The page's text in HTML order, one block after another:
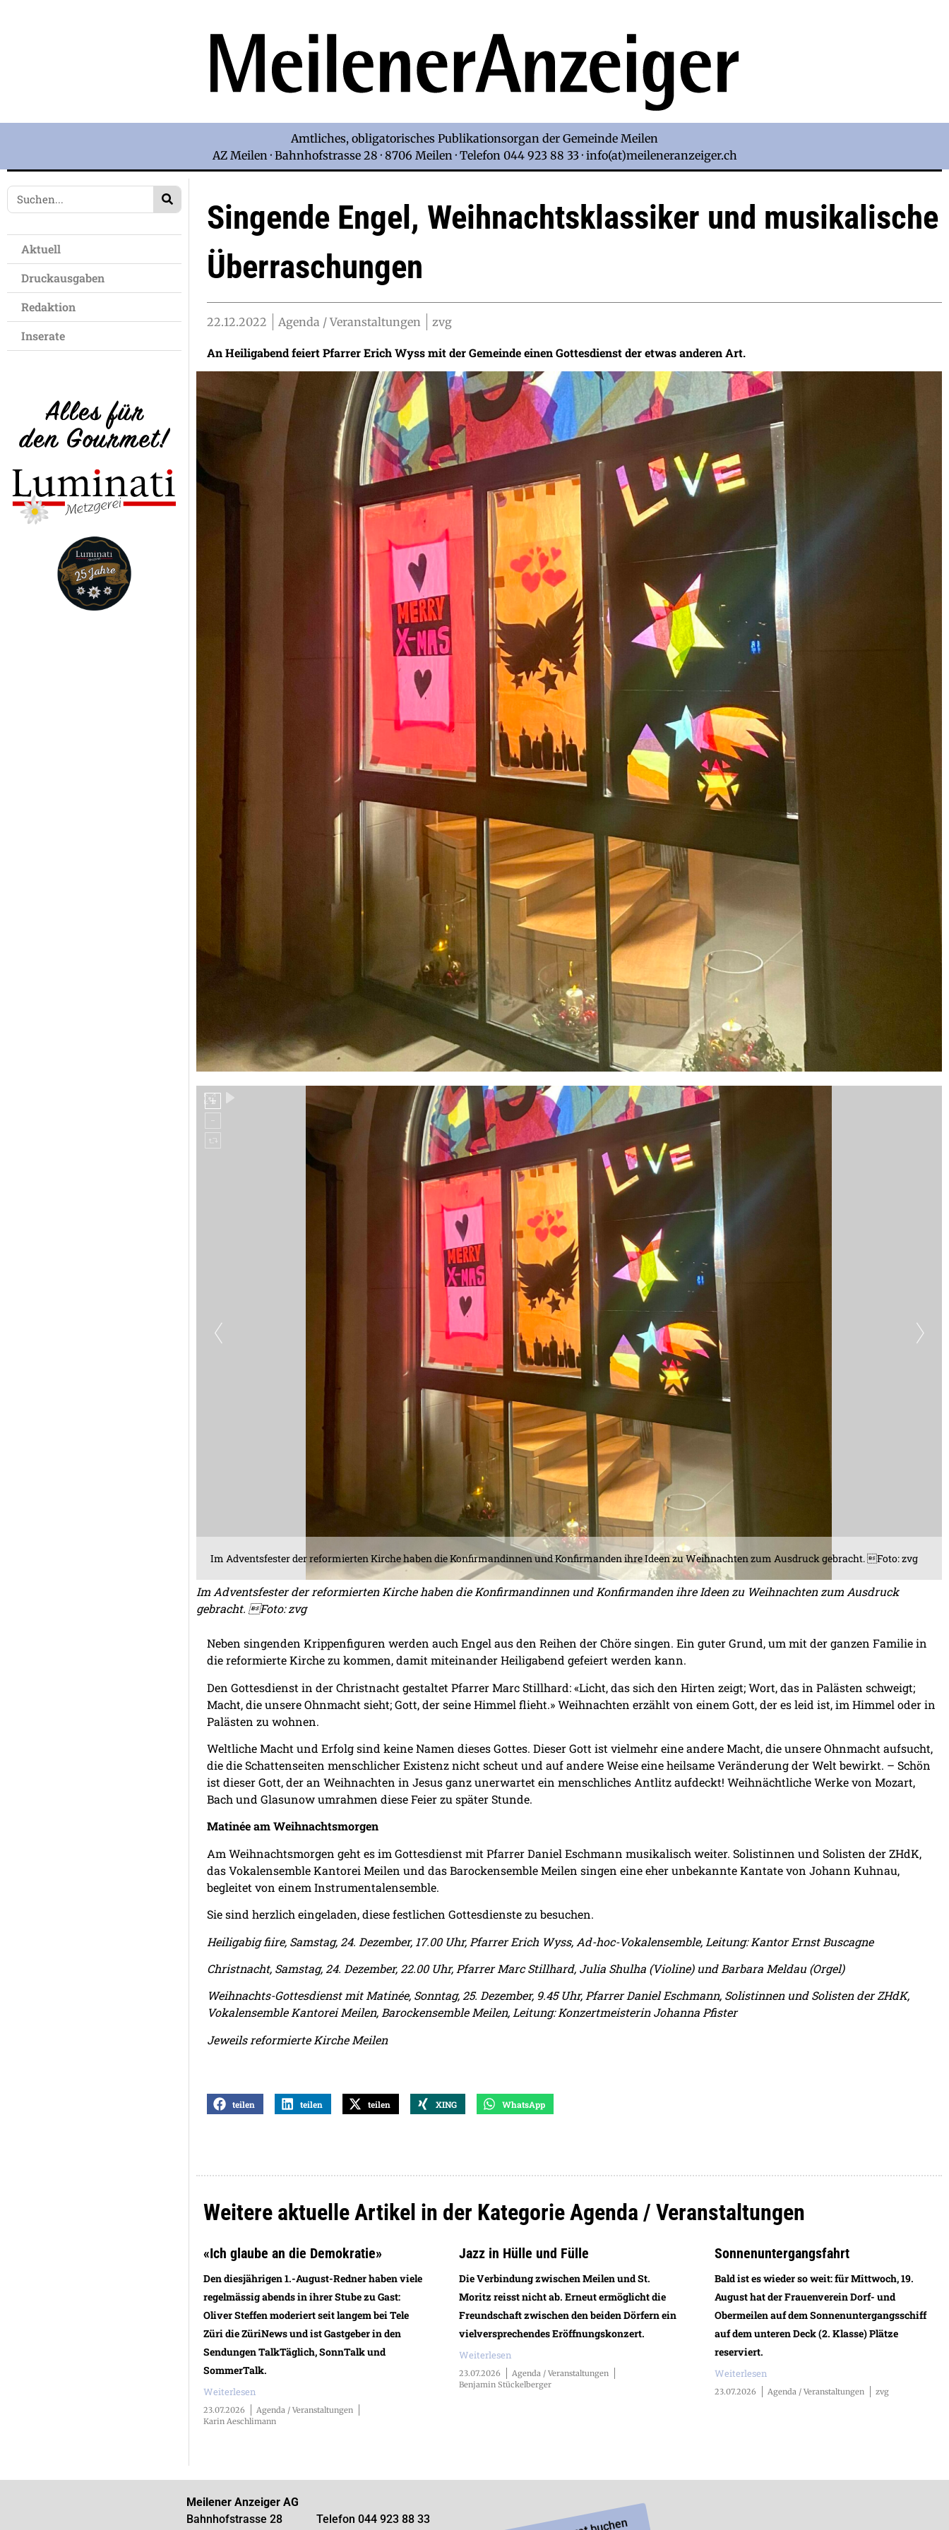
Amtliches, obligatorisches Publikationsorgan der Gemeinde Meilen
AZ Meilen · Bahnhofstrasse 28 · 8706 Meilen · Telefon 044 923 88 33 · info(at)meileneranzeiger.ch
Aktuell
Druckausgaben
Redaktion
Inserate
Singende Engel, Weihnachtsklassiker und musikalische
Überraschungen
22.12.2022 Agenda / Veranstaltungen zvg
An Heiligabend feiert Pfarrer Erich Wyss mit der Gemeinde einen Gottesdienst der etwas anderen Art.
Im Adventsfester der reformierten Kirche haben die Konfirmandinnen und Konfirmanden ihre Ideen zu Weihnachten zum Ausdruck gebracht. Foto: zvg
Im Adventsfester der reformierten Kirche haben die Konfirmandinnen und Konfirmanden ihre Ideen zu Weihnachten zum Ausdruck
gebracht. Foto: zvg
Neben singenden Krippenfiguren werden auch Engel aus den Reihen der Chöre singen. Ein guter Grund, um mit der ganzen Familie in
die reformierte Kirche zu kommen, damit miteinander Heiligabend gefeiert werden kann.
Den Gottesdienst in der Christnacht gestaltet Pfarrer Marc Stillhard: «Licht, das sich den Hirten zeigt; Wort, das in Palästen schweigt;
Macht, die unsere Ohnmacht sieht; Gott, der seine Himmel flieht.» Weihnachten erzählt von einem Gott, der es leid ist, im Himmel oder in
Palästen zu wohnen.
Weltliche Macht und Erfolg sind keine Namen dieses Gottes. Dieser Gott ist vielmehr eine andere Macht, die unsere Ohnmacht aufsucht,
die die Schattenseiten menschlicher Existenz nicht scheut und auf andere Weise eine heilsame Veränderung der Welt bewirkt. – Schön
ist dieser Gott, der an Weihnachten in Jesus ganz unerwartet ein menschliches Antlitz aufdeckt! Weihnächtliche Werke von Mozart,
Bach und Glasunow umrahmen diese Feier zu später Stunde.
Matinée am Weihnachtsmorgen
Am Weihnachtsmorgen geht es im Gottesdienst mit Pfarrer Daniel Eschmann musikalisch weiter. Solistinnen und Solisten der ZHdK,
das Vokalensemble Kantorei Meilen und das Barockensemble Meilen singen eine eher unbekannte Kantate von Johann Kuhnau,
begleitet von einem Instrumentalensemble.
Sie sind herzlich eingeladen, diese festlichen Gottesdienste zu besuchen.
Heiligabig fiire, Samstag, 24. Dezember, 17.00 Uhr, Pfarrer Erich Wyss, Ad-hoc-Vokalensemble, Leitung: Kantor Ernst Buscagne
Christnacht, Samstag, 24. Dezember, 22.00 Uhr, Pfarrer Marc Stillhard, Julia Shulha (Violine) und Barbara Meldau (Orgel)
Weihnachts-Gottesdienst mit Matinée, Sonntag, 25. Dezember, 9.45 Uhr, Pfarrer Daniel Eschmann, Solistinnen und Solisten der ZHdK,
Vokalensemble Kantorei Meilen, Barockensemble Meilen, Leitung: Konzertmeisterin Johanna Pfister
Jeweils reformierte Kirche Meilen
teilen teilen teilen XING WhatsApp
Weitere aktuelle Artikel in der Kategorie Agenda / Veranstaltungen
«Ich glaube an die Demokratie»
Den diesjährigen 1.-August-Redner haben viele
regelmässig abends in ihrer Stube zu Gast:
Oliver Steffen moderiert seit langem bei Tele
Züri die ZüriNews und ist Gastgeber in den
Sendungen TalkTäglich, SonnTalk und
SommerTalk.
Weiterlesen
23.07.2026
Agenda / Veranstaltungen
Karin Aeschlimann
Jazz in Hülle und Fülle
Die Verbindung zwischen Meilen und St.
Moritz reisst nicht ab. Erneut ermöglicht die
Freundschaft zwischen den beiden Dörfern ein
vielversprechendes Eröffnungskonzert.
Weiterlesen
23.07.2026
Agenda / Veranstaltungen
Benjamin Stückelberger
Sonnenuntergangsfahrt
Bald ist es wieder so weit: für Mittwoch, 19.
August hat der Frauenverein Dorf- und
Obermeilen auf dem Sonnenuntergangsschiff
auf dem unteren Deck (2. Klasse) Plätze
reserviert.
Weiterlesen
23.07.2026 Agenda / Veranstaltungen zvg
Meilener Anzeiger AG
Bahnhofstrasse 28
Telefon 044 923 88 33